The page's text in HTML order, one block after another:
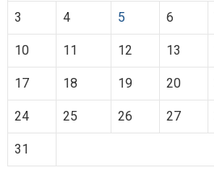
3 4 5 6
10 11 12 13
17 18 19 20
24 25 26 27
31